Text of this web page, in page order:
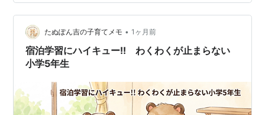
ハイキュー!! 13 (ジャンプコミック
ス)
発売日:
2014/10/03
メディア:
コミック
この商品を含むブログ (17件) を見る
たぬぽん吉の子育てメモ • 1ヶ月前
宿泊学習にハイキュー!! わくわくが止まらない
小学5年生